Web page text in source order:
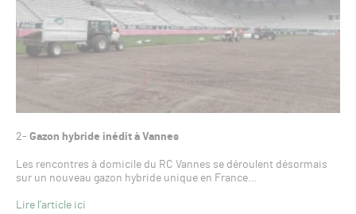
2- Gazon hybride inédit à Vannes
Les rencontres à domicile du RC Vannes se déroulent désormais
sur un nouveau gazon hybride unique en France…
Lire l’article ici